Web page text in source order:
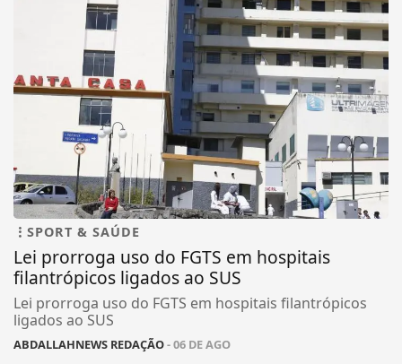
SPORT & SAÚDE
Lei prorroga uso do FGTS em hospitais
filantrópicos ligados ao SUS
Lei prorroga uso do FGTS em hospitais filantrópicos
ligados ao SUS
ABDALLAHNEWS REDAÇÃO- 06 DE AGO